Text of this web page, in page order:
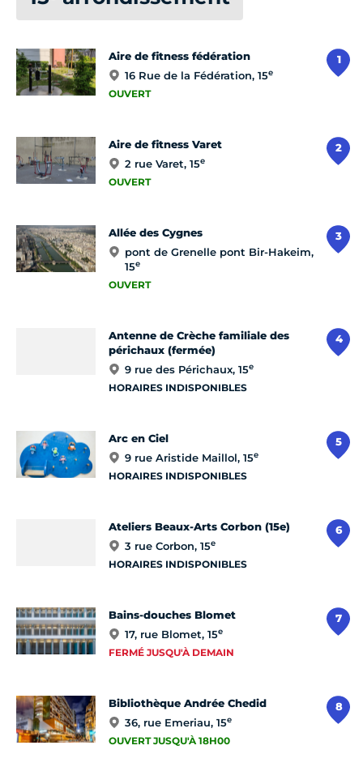
1
Aire de fitness fédération
16 Rue de la Fédération, 15e
OUVERT
2
Aire de fitness Varet
2 rue Varet, 15e
OUVERT
3
Allée des Cygnes
pont de Grenelle pont Bir-Hakeim,
15e
OUVERT
4
Antenne de Crèche familiale des
périchaux (fermée)
9 rue des Périchaux, 15e
HORAIRES INDISPONIBLES
5
Arc en Ciel
9 rue Aristide Maillol, 15e
HORAIRES INDISPONIBLES
6
Ateliers Beaux-Arts Corbon (15e)
3 rue Corbon, 15e
HORAIRES INDISPONIBLES
7
Bains-douches Blomet
17, rue Blomet, 15e
FERMÉ JUSQU'À DEMAIN
8
Bibliothèque Andrée Chedid
36, rue Emeriau, 15e
OUVERT JUSQU'À 18H00